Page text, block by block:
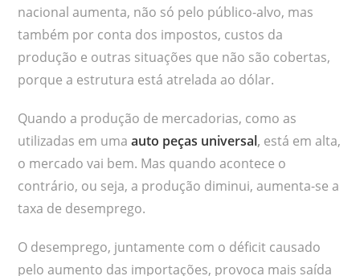
nacional aumenta, não só pelo público-alvo, mas
também por conta dos impostos, custos da
produção e outras situações que não são cobertas,
porque a estrutura está atrelada ao dólar.
Quando a produção de mercadorias, como as
utilizadas em umaauto peças universal, está em alta,
o mercado vai bem. Mas quando acontece o
contrário, ou seja, a produção diminui, aumenta-se a
taxa de desemprego.
O desemprego, juntamente com o déficit causado
pelo aumento das importações, provoca mais saída